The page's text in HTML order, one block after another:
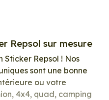
Repsol sur mesure
Sticker Repsol ! Nos
sont une bonne
ou votre
4x4, quad, camping